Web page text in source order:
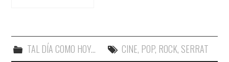
TAL DÍA COMO HOY... CINE, POP, ROCK, SERRAT